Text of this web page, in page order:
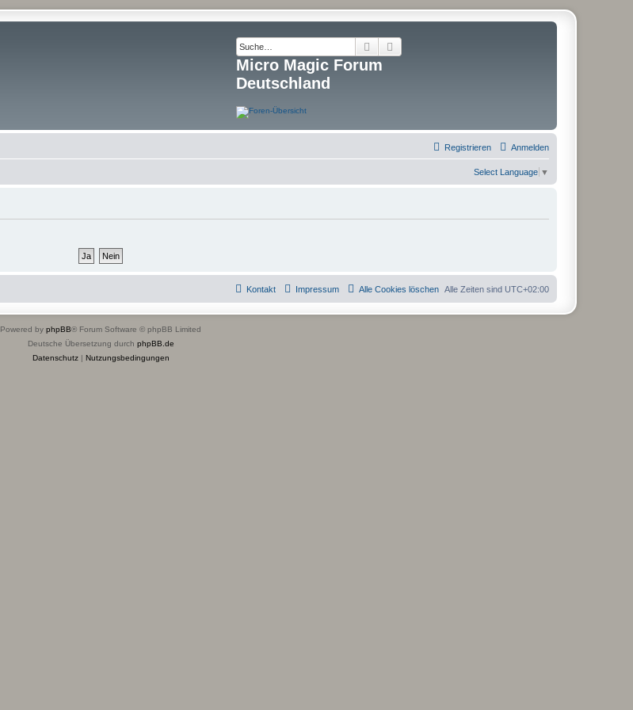
Suche
Micro Magic Forum
Deutschland
Anmelden
Registrieren
Select Language ▼
Alle Zeiten sind UTC+02:00
Alle Cookies löschen
Impressum
Kontakt
Powered by phpBB® Forum Software © phpBB Limited
Deutsche Übersetzung durch phpBB.de
Datenschutz| Nutzungsbedingungen